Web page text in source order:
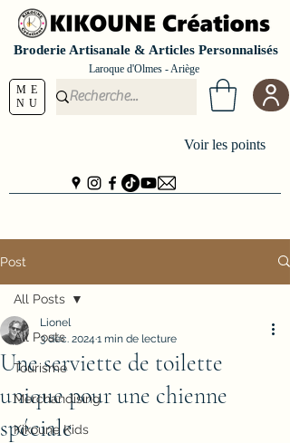
Broderie Artisanale & Articles Personnalisés
Laroque d'Olmes - Ariège
ME
NU
Voir les points
Post
All Posts
Tourisme
Merchandising
Kikoune Kids
All Posts
Une serviette de toilette
unique pour une chienne
spéciale
Lionel
3 déc. 2024 1 min de lecture